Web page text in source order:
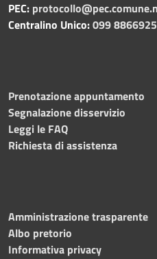
PEC:
Centralino Unico:099 8866925
Prenotazione appuntamento
Segnalazione disservizio
Leggi le FAQ
Richiesta di assistenza
Amministrazione trasparente
Albo pretorio
Informativa privacy